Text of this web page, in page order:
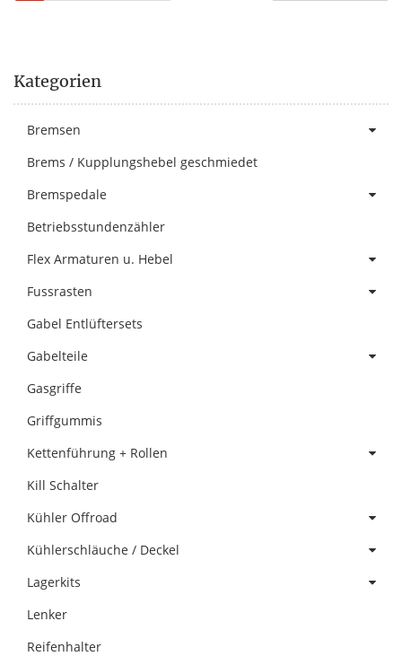
Kategorien
Bremsen
Brems / Kupplungshebel geschmiedet
Bremspedale
Betriebsstundenzähler
Flex Armaturen u. Hebel
Fussrasten
Gabel Entlüftersets
Gabelteile
Gasgriffe
Griffgummis
Kettenführung + Rollen
Kill Schalter
Kühler Offroad
Kühlerschläuche / Deckel
Lagerkits
Lenker
Reifenhalter